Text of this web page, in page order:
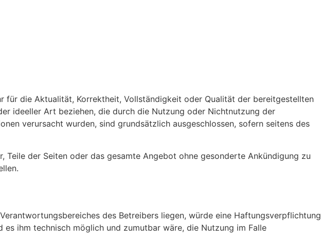
für die Aktualität, Korrektheit, Vollständigkeit oder Qualität der bereitgestellten
ideeller Art beziehen, die durch die Nutzung oder Nichtnutzung der
verursacht wurden, sind grundsätzlich ausgeschlossen, sofern seitens des
der Seiten oder das gesamte Angebot ohne gesonderte Ankündigung zu
des Betreibers liegen, würde eine Haftungsverpflichtung
ihm technisch möglich und zumutbar wäre, die Nutzung im Falle